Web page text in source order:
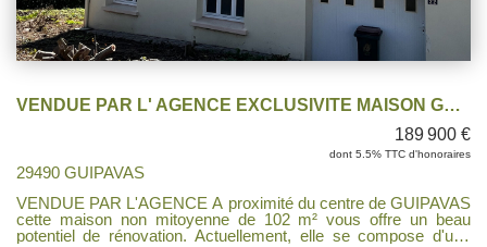
VENDUE PAR L' AGENCE EXCLUSIVITE MAISON GUIPAVAS CENTRE
189 900 €
dont 5.5% TTC d'honoraires
29490 GUIPAVAS
VENDUE PAR L'AGENCE A proximité du centre de GUIPAVAS
cette maison non mitoyenne de 102 m² vous offre un beau
potentiel de rénovation. Actuellement, elle se compose d'une